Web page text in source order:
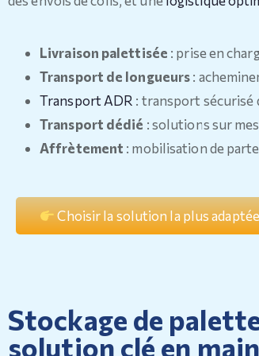
Livraison palettisée : prise en
Transport de longueurs:
Transport ADR : transport sécurisé
Transport dédié : solutions sur
Affrètement : mobilisation de
Choisir la solution la plus
Stockage de
solution clé en main